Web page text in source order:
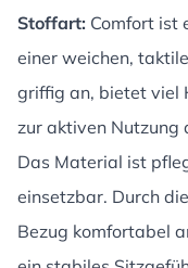
Stoffart: Comfort ist
einer weichen,
griffig an, bietet viel
zur aktiven Nutzung
Das Material ist
einsetzbar. Durch
Bezug komfortabel